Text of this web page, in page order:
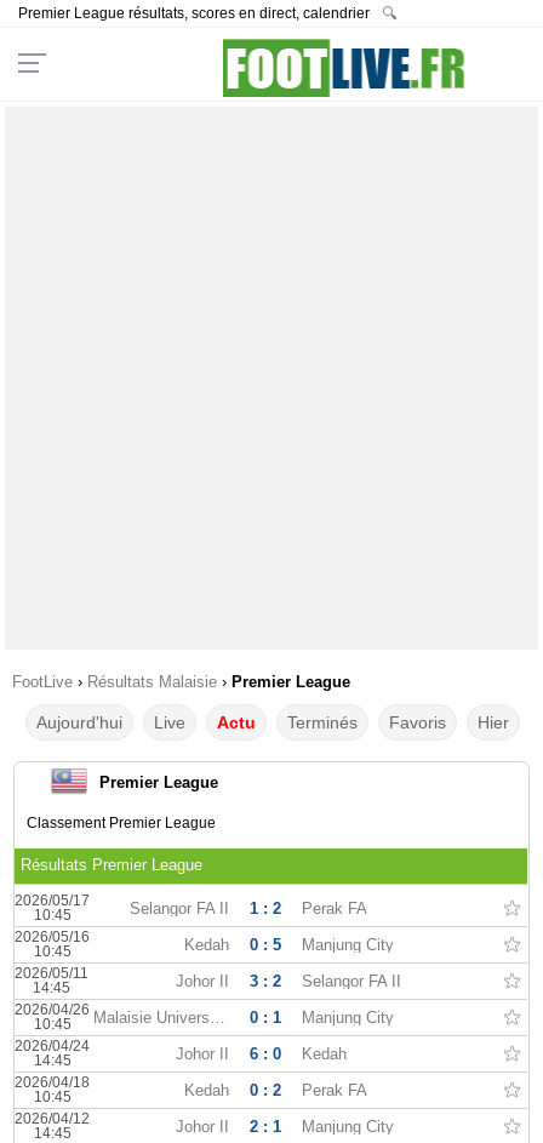
Premier League résultats, scores en direct, calendrier 🔍
FootLive › Résultats Malaisie › Premier League
Aujourd'hui Live Actu Terminés Favoris Hier
Premier League
Classement Premier League
Résultats Premier League
2026/05/17
10:45
Selangor FA II 1 : 2 Perak FA
2026/05/16
10:45
Kedah 0 : 5 Manjung City
2026/05/11
14:45
Johor II 3 : 2 Selangor FA II
2026/04/26
10:45
Malaisie Universiade 0 : 1 Manjung City
2026/04/24
14:45
Johor II 6 : 0 Kedah
2026/04/18
10:45
Kedah 0 : 2 Perak FA
2026/04/12
14:45
Johor II 2 : 1 Manjung City